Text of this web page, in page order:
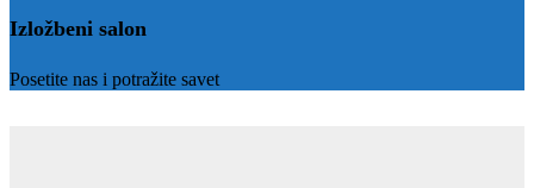
Izložbeni salon
Posetite nas i potražite savet